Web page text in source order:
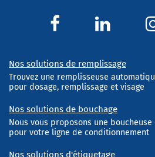
Nos solutions de remplissage
Trouvez une remplisseuse
pour dosage, remplissage et visage
Nos solutions de bouchage
Nous vous proposons une
pour votre ligne de conditionnement
Nos solutions d'étiquetage